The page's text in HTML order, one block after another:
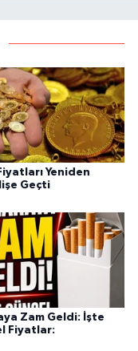
Yeniden
Geçti
Zam Geldi: İşte
Fiyatlar: